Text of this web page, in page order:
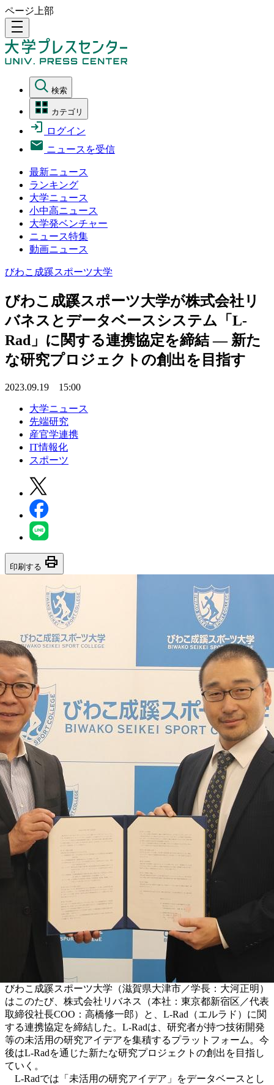
ページ上部
density_medium
検索
カテゴリ
ログイン
ニュースを受信
最新ニュース
ランキング
大学ニュース
小中高ニュース
大学発ベンチャー
ニュース特集
動画ニュース
びわこ成蹊スポーツ大学
びわこ成蹊スポーツ大学が株式会社リ
バネスとデータベースシステム「L-
Rad」に関する連携協定を締結 — 新た
な研究プロジェクトの創出を目指す
2023.09.19 15:00
大学ニュース
先端研究
産官学連携
IT情報化
スポーツ
印刷する print
びわこ成蹊スポーツ大学（滋賀県大津市／学長：大河正明）
はこのたび、株式会社リバネス（本社：東京都新宿区／代表
取締役社長COO：高橋修一郎）と、L-Rad（エルラド）に関
する連携協定を締結した。L-Radは、研究者が持つ技術開発
等の未活用の研究アイデアを集積するプラットフォーム。今
後はL-Radを通じた新たな研究プロジェクトの創出を目指し
ていく。
L-Radでは「未活用の研究アイデア」をデータベースとし